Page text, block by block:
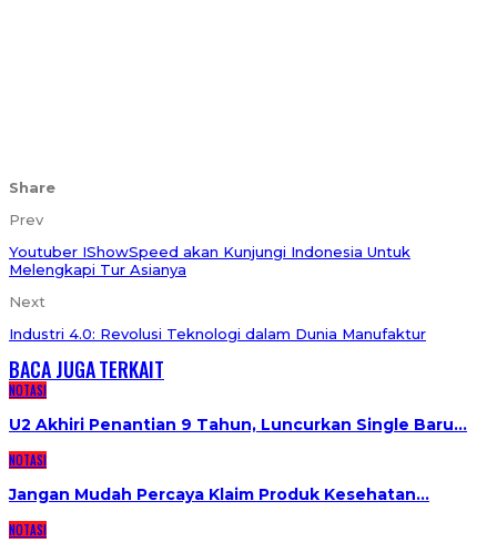
Share
Prev
Youtuber IShowSpeed akan Kunjungi Indonesia Untuk
Melengkapi Tur Asianya
Next
Industri 4.0: Revolusi Teknologi dalam Dunia Manufaktur
BACA JUGATERKAIT
NOTASI
U2 Akhiri Penantian 9 Tahun, Luncurkan Single Baru…
NOTASI
Jangan Mudah Percaya Klaim Produk Kesehatan…
NOTASI